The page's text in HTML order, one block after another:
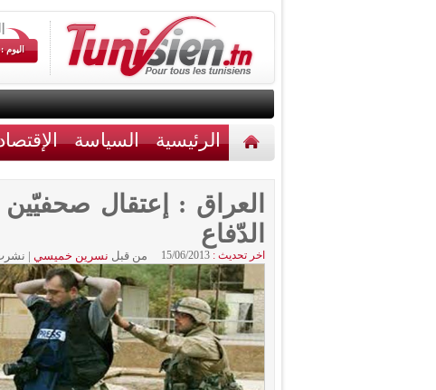
اليوم :
الرئيسية السياسة
العراق : إعتقال
الدّفاع
اخر تحديث : 15/06/2013 من قبل نسرين خميسي |